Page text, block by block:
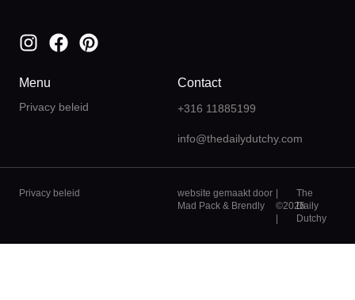
Menu
Privacy beleid
Contact
+316 11885199
info@thedailydutchy.com
Privacy beleid
website gemaakt door
Mad Pack & Brendly
|
©2026
|
The
Daily
Dutchy